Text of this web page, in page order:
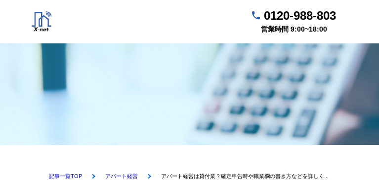
0120-988-803
営業時間 9:00~18:00
記事一覧TOP アパート経営 アパート経営は貸付業？確定申告時や職業欄の書き方などを詳しく...